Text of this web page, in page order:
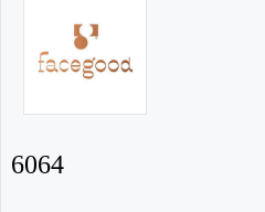
6064